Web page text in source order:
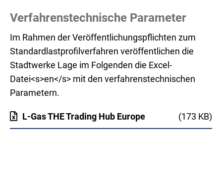
Verfahrenstechnische Parameter
Im Rahmen der Veröffentlichungspflichten zum
Standardlastprofilverfahren veröffentlichen die
Stadtwerke Lage im Folgenden die Excel-
Datei<s>en</s> mit den verfahrenstechnischen
Parametern.
L-Gas THE Trading Hub Europe (173 KB)